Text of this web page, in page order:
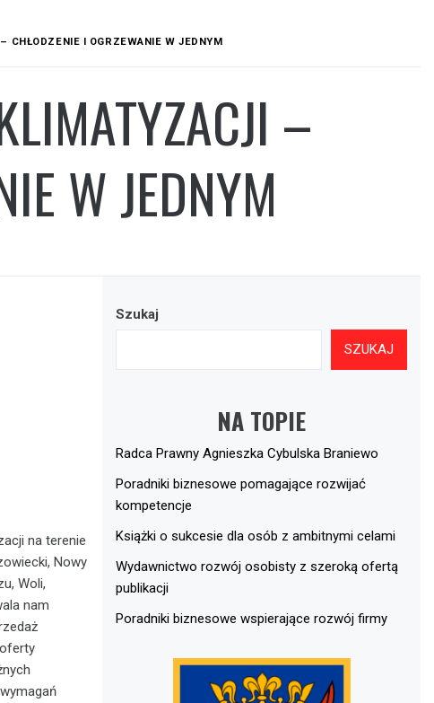
CHŁODZENIE I OGRZEWANIE W JEDNYM
–
W JEDNYM
na terenie
Nowy
Woli,
nam
Szukaj
SZUKAJ
NA TOPIE
Radca Prawny Agnieszka Cybulska Braniewo
Poradniki biznesowe pomagające rozwijać
kompetencje
Książki o sukcesie dla osób z ambitnymi celami
Wydawnictwo rozwój osobisty z szeroką ofertą
publikacji
Poradniki biznesowe wspierające rozwój firmy